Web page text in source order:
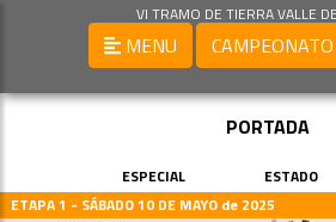
VI TRAMO DE TIERRA VALLE
MENU CAMPEONATO
PORTADA
ESPECIAL ESTADO
ETAPA 1 - SÁBADO 10 DE MAYO de 2025